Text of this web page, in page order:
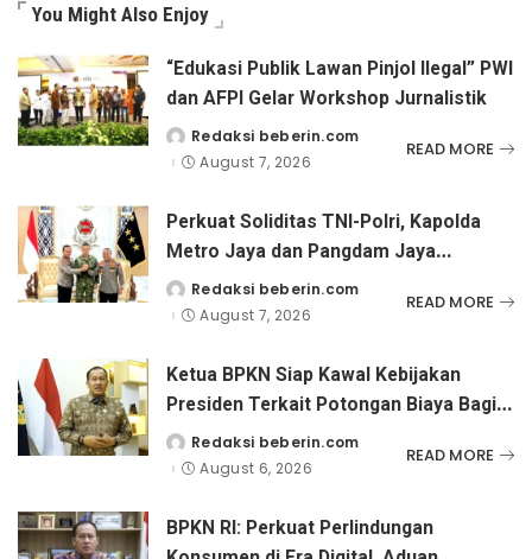
You Might Also Enjoy
“Edukasi Publik Lawan Pinjol Ilegal” PWI
dan AFPI Gelar Workshop Jurnalistik
Posted
by
Redaksi beberin.com
August 7, 2026
READ MORE
Perkuat Soliditas TNI-Polri, Kapolda
Metro Jaya dan Pangdam Jaya
Kunjungi Dankorps Brimob Polri
Posted
by
Redaksi beberin.com
August 7, 2026
READ MORE
Ketua BPKN Siap Kawal Kebijakan
Presiden Terkait Potongan Biaya Bagi
Penyandang Disabilitas
Posted
by
Redaksi beberin.com
August 6, 2026
READ MORE
BPKN RI: Perkuat Perlindungan